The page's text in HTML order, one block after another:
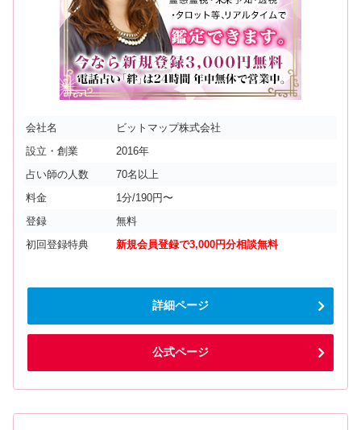
会社名
ビットマップ株式会社
設立・創業
2016年
占い師の人数
70名以上
料金
1分/190円〜
登録
無料
初回登録特典
新規会員登録で3,000円分相談無料
詳細ページ
公式ページ